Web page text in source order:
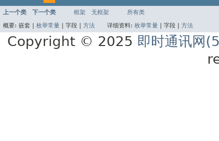
上一个类 下一个类 框架 无框架
所有类
概要: 嵌套 | 枚举常量 字段 | 方法 详细资料: 枚举常量 字段 | 方法
Copyright © 2025 即时通讯网